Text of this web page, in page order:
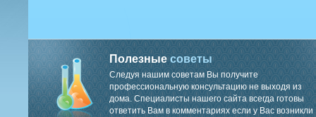
Полезныесоветы
Следуя нашим советам Вы получите
профессиональную консультацию не выходя из
дома. Специалисты нашего сайта всегда готовы
ответить Вам в комментариях если у Вас возникли